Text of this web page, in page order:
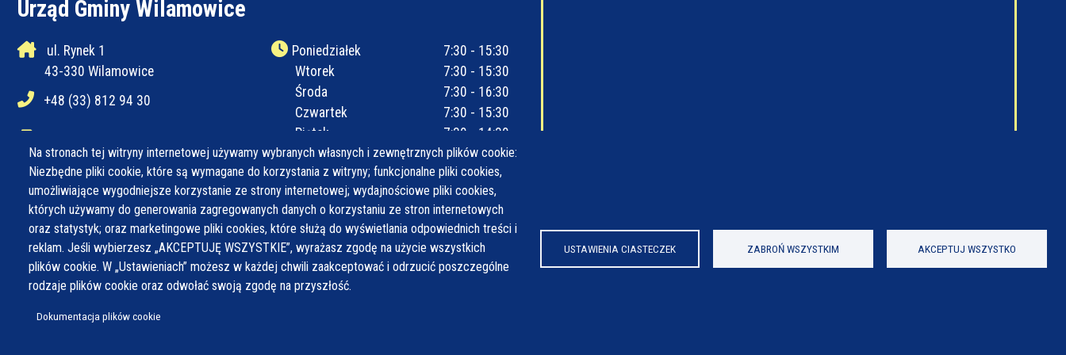
Na stronach tej witryny internetowej używamy wybranych własnych i zewnętrznych plików cookie:
Niezbędne pliki cookie, które są wymagane do korzystania z witryny; funkcjonalne pliki cookies,
umożliwiające wygodniejsze korzystanie ze strony internetowej; wydajnościowe pliki cookies,
których używamy do generowania zagregowanych danych o korzystaniu ze stron internetowych
oraz statystyk; oraz marketingowe pliki cookies, które służą do wyświetlania odpowiednich treści i
reklam. Jeśli wybierzesz „AKCEPTUJĘ WSZYSTKIE”, wyrażasz zgodę na użycie wszystkich
plików cookie. W „Ustawieniach” możesz w każdej chwili zaakceptować i odrzucić poszczególne
rodzaje plików cookie oraz odwołać swoją zgodę na przyszłość.
Dokumentacja plików cookie
USTAWIENIA CIASTECZEK ZABROŃ WSZYSTKIM AKCEPTUJ WSZYSTKO
Urząd Gminy Wilamowice
ul. Rynek 1
43-330 Wilamowice
+48 (33) 812 94 30
ug@wilamowice.pl
Poniedziałek
7:30 - 15:30
Wtorek
7:30 - 15:30
Środa
7:30 - 16:30
Czwartek
7:30 - 15:30
Piątek
7:30 - 14:30
© Wszystkie prawa zastrzeżone,